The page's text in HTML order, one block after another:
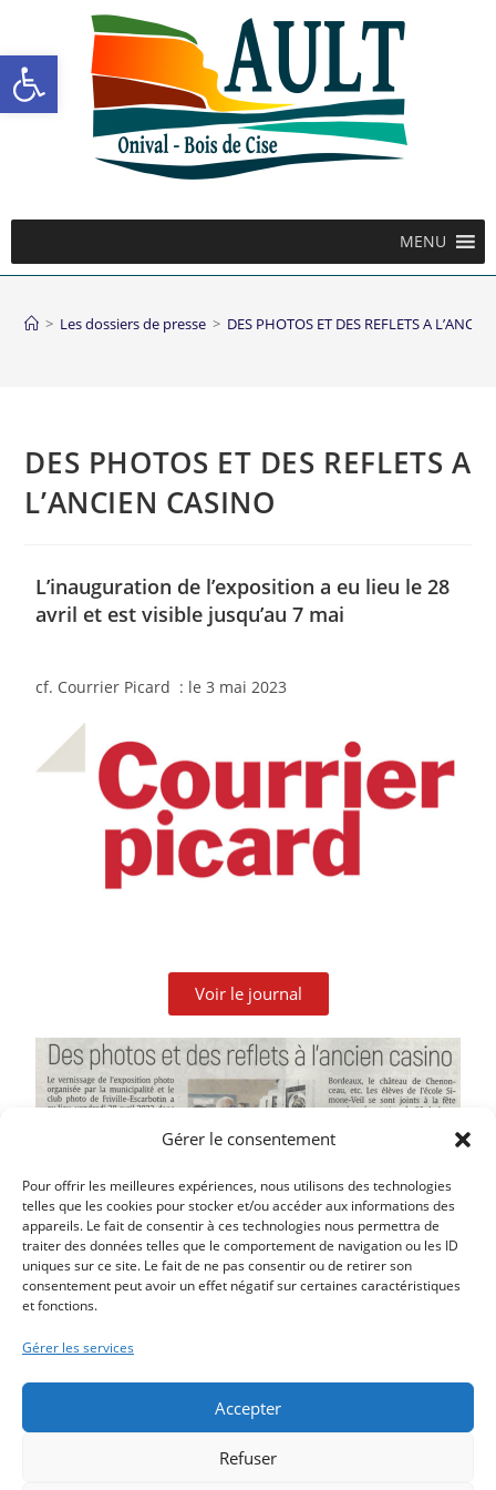
Ouvrir la barre d’outils
Gérer le consentement
Pour offrir les meilleures expériences, nous utilisons des technologies
telles que les cookies pour stocker et/ou accéder aux informations des
appareils. Le fait de consentir à ces technologies nous permettra de
traiter des données telles que le comportement de navigation ou les ID
uniques sur ce site. Le fait de ne pas consentir ou de retirer son
consentement peut avoir un effet négatif sur certaines caractéristiques
et fonctions.
Gérer les services
Accepter
Refuser
MENU
> Les dossiers de presse > DES PHOTOS ET DES REFLETS A
DES PHOTOS ET DES REFLETS A
L’ANCIEN CASINO
L’inauguration de l’exposition a eu lieu le 28
avril et est visible jusqu’au 7 mai
cf. Courrier Picard : le 3 mai 2023
Voir le journal
Article précédent
LE PROJET D’AMÉNAGEMENT DU MOULINET
LA DYNAMIQUE AULTOISE SE REMET EN MARCHE